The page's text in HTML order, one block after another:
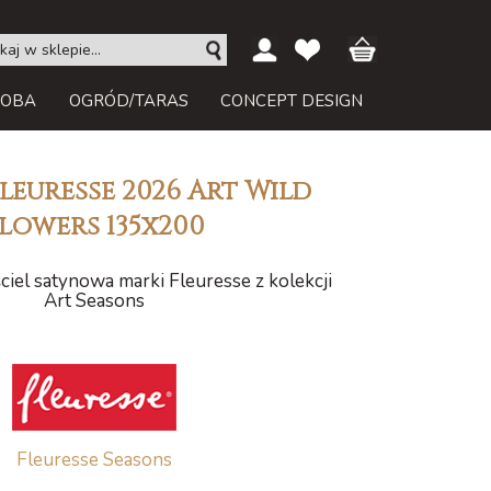
OGRÓD/TARAS CONCEPT DESIGN
2026 Art Wild
135x200
satynowa marki Fleuresse z kolekcji
Art Seasons
Fleuresse Seasons